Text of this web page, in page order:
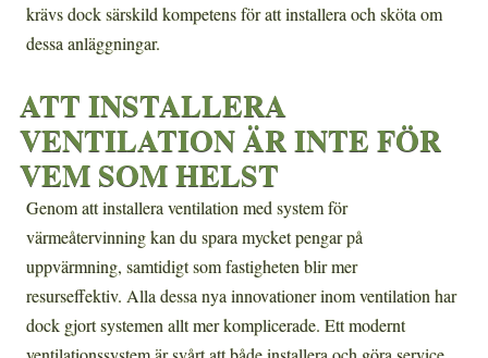
krävs dock särskild kompetens för att installera och sköta om
dessa anläggningar.
ATT INSTALLERA
VENTILATION ÄR INTE FÖR
VEM SOM HELST
Genom att installera ventilation med system för
värmeåtervinning kan du spara mycket pengar på
uppvärmning, samtidigt som fastigheten blir mer
resurseffektiv. Alla dessa nya innovationer inom ventilation har
dock gjort systemen allt mer komplicerade. Ett modernt